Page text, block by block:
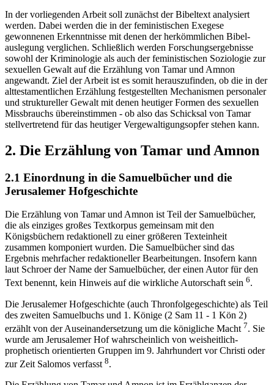
In der vorliegenden Arbeit soll zunächst der Bibeltext analysiert
werden. Dabei werden die in der feministischen Exegese
gewonnenen Erkenntnisse mit denen der herkömmlichen Bibel-
auslegung verglichen. Schließlich werden Forschungsergebnisse
sowohl der Kriminologie als auch der feministischen Soziologie zur
sexuellen Gewalt auf die Erzählung von Tamar und Amnon
angewandt. Ziel der Arbeit ist es somit herauszufinden, ob die in der
alttestamentlichen Erzählung festgestellten Mechanismen personaler
und struktureller Gewalt mit denen heutiger Formen des sexuellen
Missbrauchs übereinstimmen - ob also das Schicksal von Tamar
stellvertretend für das heutiger Vergewaltigungsopfer stehen kann.
2. Die Erzählung von Tamar und Amnon
2.1 Einordnung in die Samuelbücher und die
Jerusalemer Hofgeschichte
Die Erzählung von Tamar und Amnon ist Teil der Samuelbücher,
die als einziges großes Textkorpus gemeinsam mit den
Königsbüchern redaktionell zu einer größeren Texteinheit
zusammen komponiert wurden. Die Samuelbücher sind das
Ergebnis mehrfacher redaktioneller Bearbeitungen. Insofern kann
laut Schroer der Name der Samuelbücher, der einen Autor für den
Text benennt, kein Hinweis auf die wirkliche Autorschaft sein 6.
Die Jerusalemer Hofgeschichte (auch Thronfolgegeschichte) als Teil
des zweiten Samuelbuchs und 1. Könige (2 Sam 11 - 1 Kön 2)
erzählt von der Auseinandersetzung um die königliche Macht 7. Sie
wurde am Jerusalemer Hof wahrscheinlich von weisheitlich-
prophetisch orientierten Gruppen im 9. Jahrhundert vor Christi oder
zur Zeit Salomos verfasst 8.